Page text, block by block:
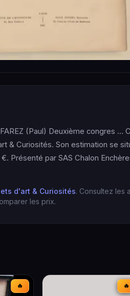
(Paul) Deuxième congres …
& Curiosités. Son estimation se
Présenté par SAS Chalon
d'art & Curiosités. Consultez les
les prix.
🔥 🔥